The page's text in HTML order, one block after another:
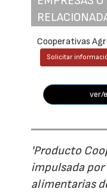
Cooperativas
Solicitar
ver/
'Producto
impulsada
alimentarias